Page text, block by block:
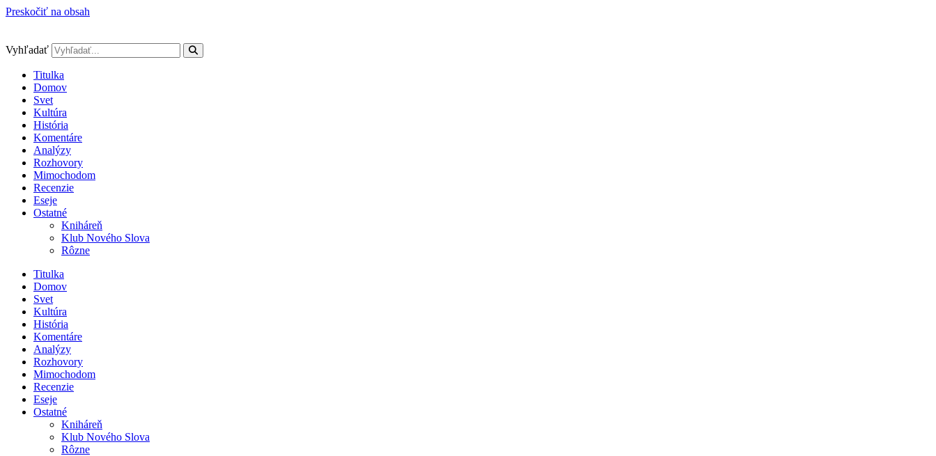
Preskočiť na obsah
Vyhľadať
Titulka
Domov
Svet
Kultúra
História
Komentáre
Analýzy
Rozhovory
Mimochodom
Recenzie
Eseje
Ostatné
Kniháreň
Klub Nového Slova
Rôzne
Titulka
Domov
Svet
Kultúra
História
Komentáre
Analýzy
Rozhovory
Mimochodom
Recenzie
Eseje
Ostatné
Kniháreň
Klub Nového Slova
Rôzne